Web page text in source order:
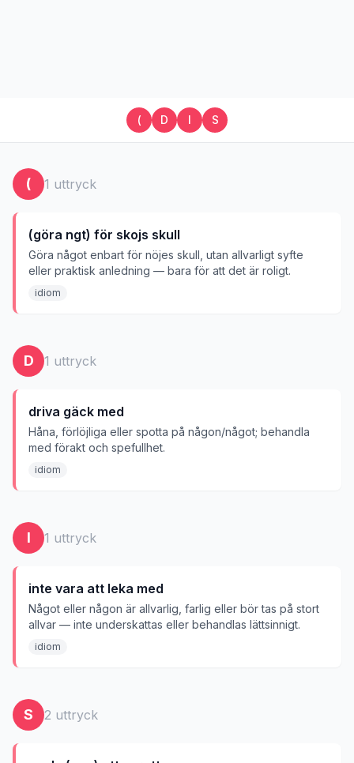
( D I S
( 1 uttryck
(göra ngt) för skojs skull
Göra något enbart för nöjes skull, utan allvarligt syfte
eller praktisk anledning — bara för att det är roligt.
idiom
D 1 uttryck
driva gäck med
Håna, förlöjliga eller spotta på någon/något; behandla
med förakt och spefullhet.
idiom
I 1 uttryck
inte vara att leka med
Något eller någon är allvarlig, farlig eller bör tas på stort
allvar — inte underskattas eller behandlas lättsinnigt.
idiom
S 2 uttryck